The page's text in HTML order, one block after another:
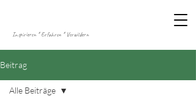
Inspirieren * Erfahren * Verwildern
Beitrag
Alle Beiträge